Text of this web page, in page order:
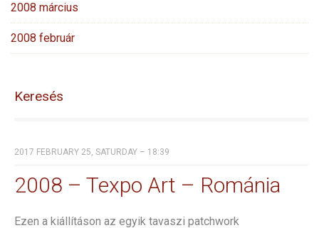
2008 március
2008 február
Keresés
2017 FEBRUARY 25, SATURDAY – 18:39
2008 – Texpo Art – Románia
Ezen a kiállításon az egyik tavaszi patchwork